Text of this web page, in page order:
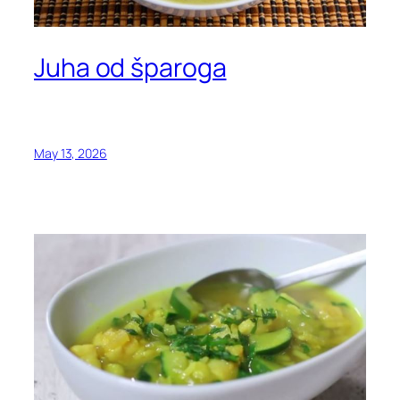
Juha od šparoga
May 13, 2026